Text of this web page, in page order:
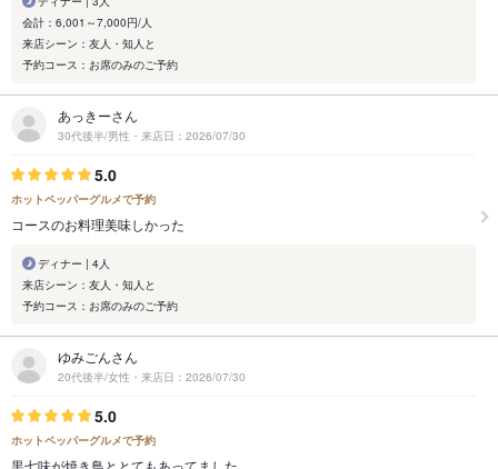
会計：6,001～7,000円/人
来店シーン：友人・知人と
予約コース：お席のみのご予約
あっきーさん
30代後半/男性・来店日：2026/07/30
5.0
ホットペッパーグルメで予約
コースのお料理美味しかった
ディナー | 4人
来店シーン：友人・知人と
予約コース：お席のみのご予約
ゆみごんさん
20代後半/女性・来店日：2026/07/30
5.0
ホットペッパーグルメで予約
黒七味が焼き鳥ととてもあってました。